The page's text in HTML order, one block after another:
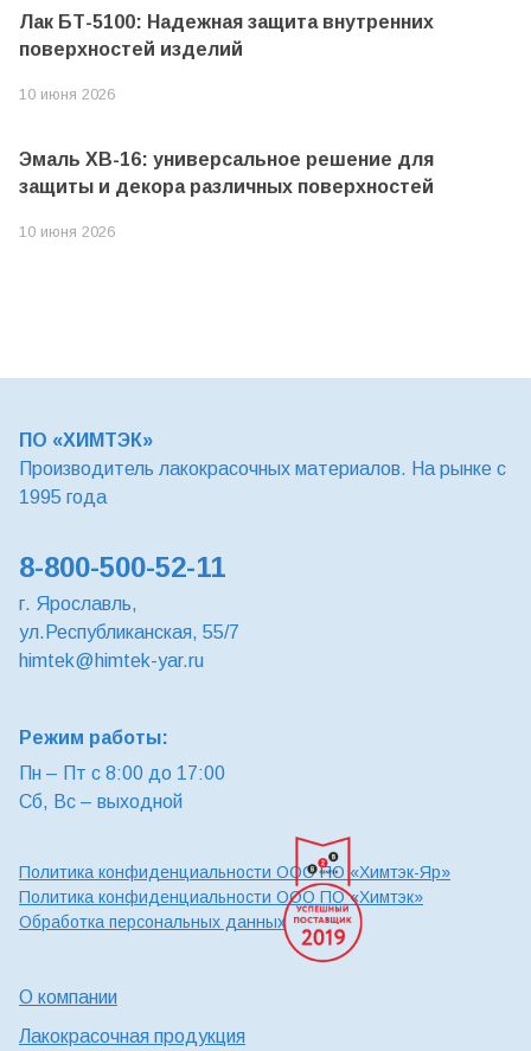
Лак БТ-5100: Надежная защита внутренних
поверхностей изделий
10 июня 2026
Эмаль ХВ-16: универсальное решение для
защиты и декора различных поверхностей
10 июня 2026
ПО «ХИМТЭК»
Производитель лакокрасочных материалов. На рынке с
1995 года
8-800-500-52-11
г. Ярославль,
ул.Республиканская, 55/7
himtek@himtek-yar.ru
Режим работы:
Пн – Пт с 8:00 до 17:00
Сб, Вс – выходной
Политика конфиденциальности ООО ПО «Химтэк-Яр»
Политика конфиденциальности ООО ПО «Химтэк»
Обработка персональных данных
О компании
Лакокрасочная продукция